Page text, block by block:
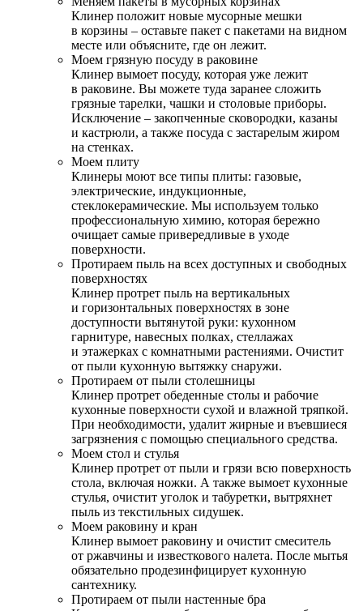
Клинер положит новые мусорные мешки
в корзины – оставьте пакет с пакетами на видном
месте или объясните, где он лежит.
Моем грязную посуду в раковине
Клинер вымоет посуду, которая уже лежит
в раковине. Вы можете туда заранее сложить
грязные тарелки, чашки и столовые приборы.
Исключение – закопченные сковородки, казаны
и кастрюли, а также посуда с застарелым жиром
на стенках.
Моем плиту
Клинеры моют все типы плиты: газовые,
электрические, индукционные,
стеклокерамические. Мы используем только
профессиональную химию, которая бережно
очищает самые привередливые в уходе
поверхности.
Протираем пыль на всех доступных и свободных
поверхностях
Клинер протрет пыль на вертикальных
и горизонтальных поверхностях в зоне
доступности вытянутой руки: кухонном
гарнитуре, навесных полках, стеллажах
и этажерках с комнатными растениями. Очистит
от пыли кухонную вытяжку снаружи.
Протираем от пыли столешницы
Клинер протрет обеденные столы и рабочие
кухонные поверхности сухой и влажной тряпкой.
При необходимости, удалит жирные и въевшиеся
загрязнения с помощью специального средства.
Моем стол и стулья
Клинер протрет от пыли и грязи всю поверхность
стола, включая ножки. А также вымоет кухонные
стулья, очистит уголок и табуретки, вытряхнет
пыль из текстильных сидушек.
Моем раковину и кран
Клинер вымоет раковину и очистит смеситель
от ржавчины и известкового налета. После мытья
обязательно продезинфицирует кухонную
сантехнику.
Протираем от пыли настенные бра